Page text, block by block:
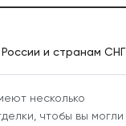
и странам СНГ
несколько
чтобы вы могли